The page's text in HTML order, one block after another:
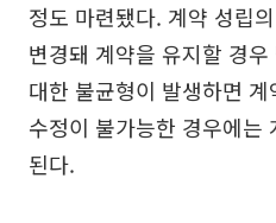
정도 마련됐다. 계약 성립
변경돼 계약을 유지할 경
대한 불균형이 발생하면
수정이 불가능한 경우에는
된다.